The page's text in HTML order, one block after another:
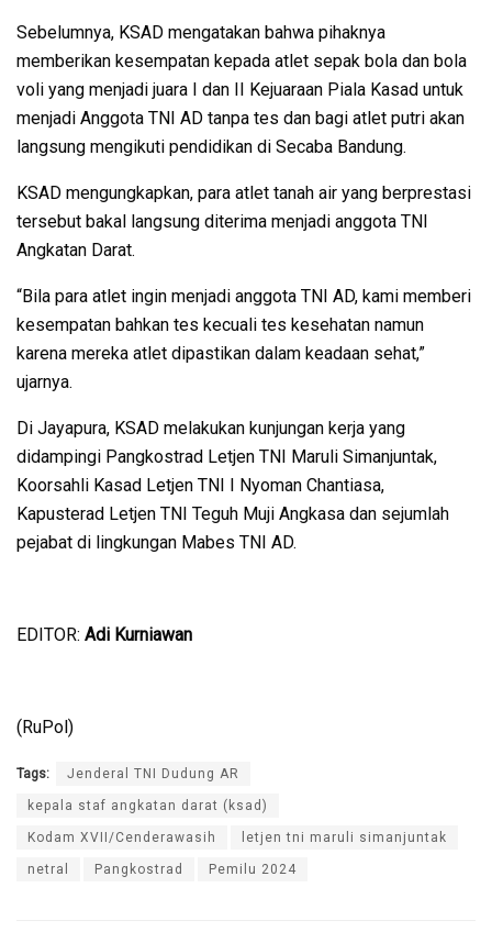
Sebelumnya, KSAD mengatakan bahwa pihaknya
memberikan kesempatan kepada atlet sepak bola dan bola
voli yang menjadi juara I dan II Kejuaraan Piala Kasad untuk
menjadi Anggota TNI AD tanpa tes dan bagi atlet putri akan
langsung mengikuti pendidikan di Secaba Bandung.
KSAD mengungkapkan, para atlet tanah air yang berprestasi
tersebut bakal langsung diterima menjadi anggota TNI
Angkatan Darat.
“Bila para atlet ingin menjadi anggota TNI AD, kami memberi
kesempatan bahkan tes kecuali tes kesehatan namun
karena mereka atlet dipastikan dalam keadaan sehat,”
ujarnya.
Di Jayapura, KSAD melakukan kunjungan kerja yang
didampingi Pangkostrad Letjen TNI Maruli Simanjuntak,
Koorsahli Kasad Letjen TNI I Nyoman Chantiasa,
Kapusterad Letjen TNI Teguh Muji Angkasa dan sejumlah
pejabat di lingkungan Mabes TNI AD.
EDITOR: Adi Kurniawan
(RuPol)
Tags: Jenderal TNI Dudung AR
kepala staf angkatan darat (ksad)
Kodam XVII/Cenderawasih letjen tni maruli simanjuntak
netral Pangkostrad Pemilu 2024